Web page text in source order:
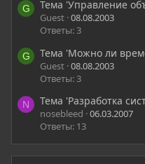
G Тема 'Управление
Guest 08.08.2003
Ответы: 3
G Тема 'Можно ли
Guest 08.08.2003
Ответы: 3
N Тема 'Разработка
nosebleed 06.03.2007
Ответы: 13